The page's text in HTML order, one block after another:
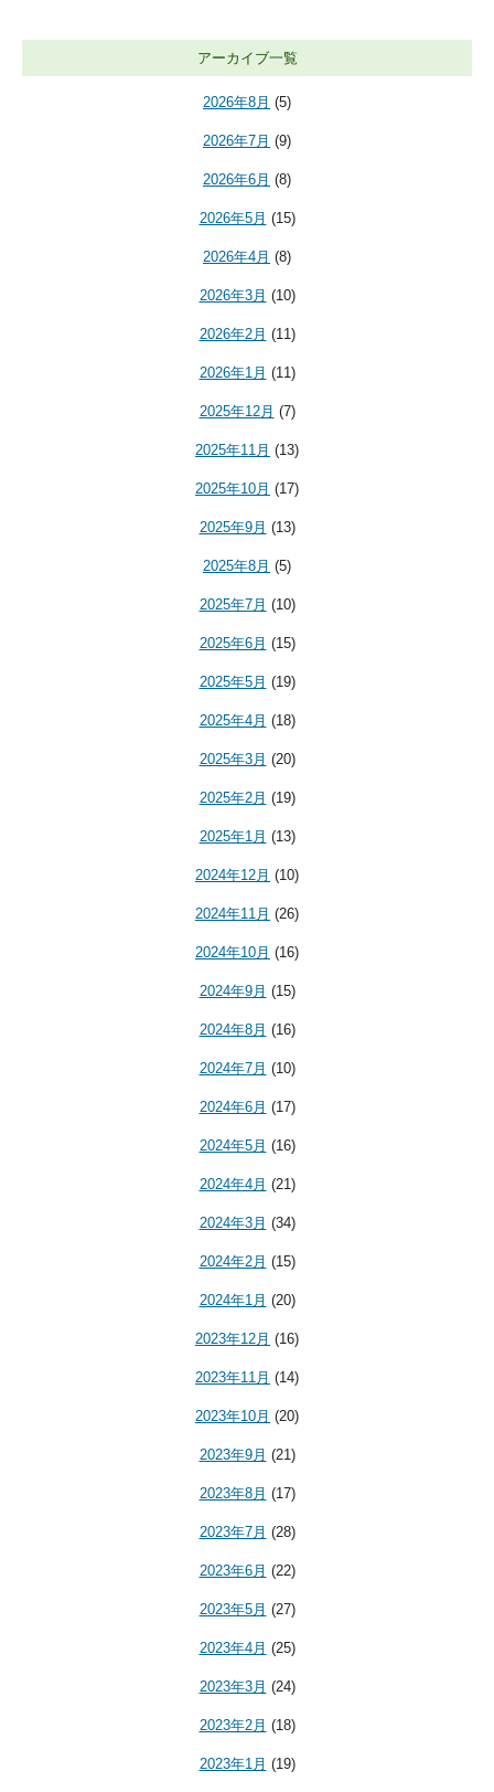
アーカイブ一覧
2026年8月 (5)
2026年7月 (9)
2026年6月 (8)
2026年5月 (15)
2026年4月 (8)
2026年3月 (10)
2026年2月 (11)
2026年1月 (11)
2025年12月 (7)
2025年11月 (13)
2025年10月 (17)
2025年9月 (13)
2025年8月 (5)
2025年7月 (10)
2025年6月 (15)
2025年5月 (19)
2025年4月 (18)
2025年3月 (20)
2025年2月 (19)
2025年1月 (13)
2024年12月 (10)
2024年11月 (26)
2024年10月 (16)
2024年9月 (15)
2024年8月 (16)
2024年7月 (10)
2024年6月 (17)
2024年5月 (16)
2024年4月 (21)
2024年3月 (34)
2024年2月 (15)
2024年1月 (20)
2023年12月 (16)
2023年11月 (14)
2023年10月 (20)
2023年9月 (21)
2023年8月 (17)
2023年7月 (28)
2023年6月 (22)
2023年5月 (27)
2023年4月 (25)
2023年3月 (24)
2023年2月 (18)
2023年1月 (19)